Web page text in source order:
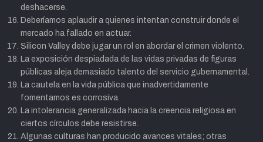
deshacerse.
Deberíamos aplaudir a quienes intentan construir donde el
mercado ha fallado en actuar.
Silicon Valley debe jugar un rol en abordar el crimen violento.
La exposición despiadada de las vidas privadas de figuras
públicas aleja demasiado talento del servicio gubernamental.
La cautela en la vida pública que inadvertidamente
fomentamos es corrosiva.
La intolerancia generalizada hacia la creencia religiosa en
ciertos círculos debe resistirse.
Algunas culturas han producido avances vitales; otras